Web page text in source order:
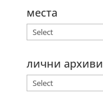
места
лични архиви